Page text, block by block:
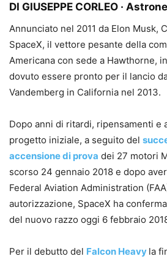
DI GIUSEPPE CORLEO ·
Annunciato nel 2011 da Elon Musk,
SpaceX, il vettore pesante della
Americana con sede a Hawthorne,
dovuto essere pronto per il lancio
Vandemberg in California nel 2013.
Dopo anni di ritardi, ripensamenti e
progetto iniziale, a seguito del
accensione di prova dei 27 motori
scorso 24 gennaio 2018 e dopo
Federal Aviation Administration
autorizzazione, SpaceX ha
del nuovo razzo oggi 6 febbraio
Per il debutto del Falcon Heavy la